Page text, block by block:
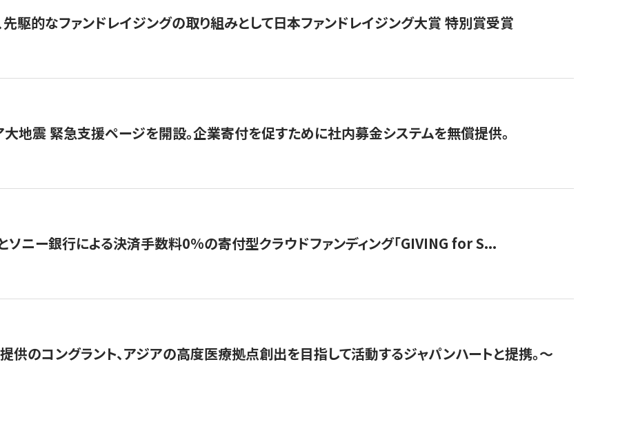
先駆的なファンドレイジングの取り組みとして日本ファンドレイジング大賞 特別賞受賞
大地震 緊急支援ページを開設。企業寄付を促すために社内募金システムを無償提供。
ソニー銀行による決済手数料0%の寄付型クラウドファンディング「GIVING for S...
供のコングラント、アジアの高度医療拠点創出を目指して活動するジャパンハートと提携。〜